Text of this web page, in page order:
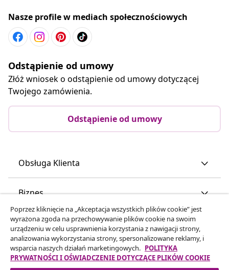
Nasze profile w mediach społecznościowych
Odstąpienie od umowy
Złóż wniosek o odstąpienie od umowy dotyczącej
Twojego zamówienia.
Odstąpienie od umowy
Obsługa Klienta
Biznes
vidaXL
Odkryj więcej
Poprzez kliknięcie na „Akceptacja wszystkich plików cookie” jest
wyrażona zgoda na przechowywanie plików cookie na swoim
urządzeniu w celu usprawnienia korzystania z nawigacji strony,
analizowania wykorzystania strony, spersonalizowane reklamy, i
wsparcia naszych działań marketingowych. POLITYKA
PRYWATNOŚCI I OŚWIADCZENIE DOTYCZĄCE PLIKÓW COOKIE